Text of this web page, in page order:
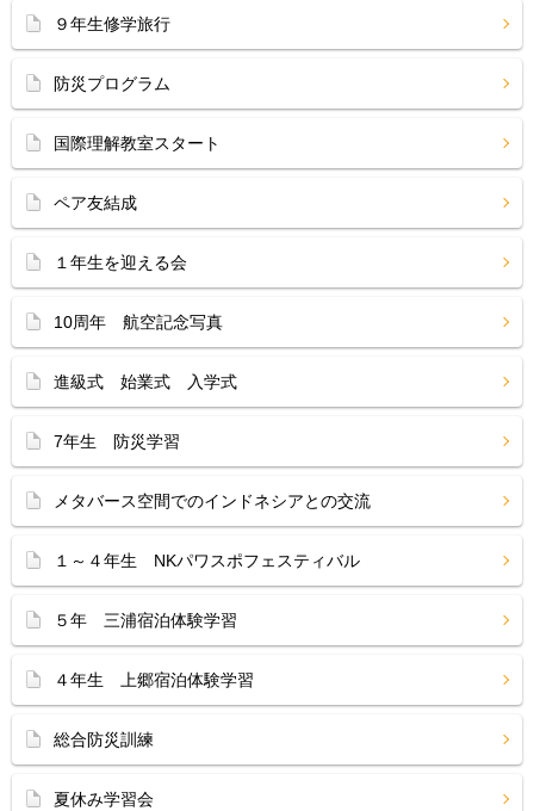
９年生修学旅行
防災プログラム
国際理解教室スタート
ペア友結成
１年生を迎える会
10周年 航空記念写真
進級式 始業式 入学式
7年生 防災学習
メタバース空間でのインドネシアとの交流
１～４年生 NKパワスポフェスティバル
５年 三浦宿泊体験学習
４年生 上郷宿泊体験学習
総合防災訓練
夏休み学習会